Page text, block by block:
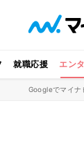
就職応援 エン
Googleでマイナ